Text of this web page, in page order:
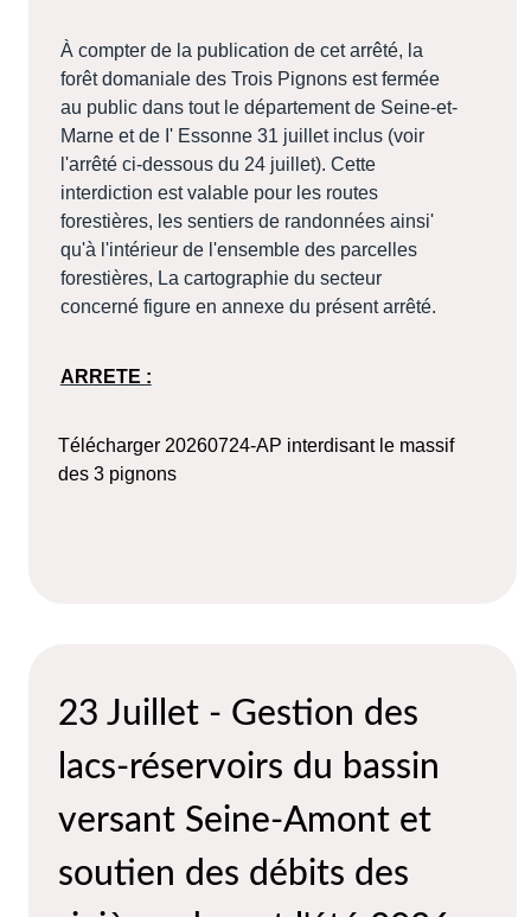
À compter de la publication de cet arrêté, la
forêt domaniale des Trois Pignons est fermée
au public dans tout le département de Seine-et-
Marne et de I' Essonne 31 juillet inclus (voir
l'arrêté ci-dessous du 24 juillet). Cette
interdiction est valable pour les routes
forestières, les sentiers de randonnées ainsi'
qu'à l'intérieur de l'ensemble des parcelles
forestières, La cartographie du secteur
concerné figure en annexe du présent arrêté.
ARRETE :
Télécharger 20260724-AP interdisant le massif
des 3 pignons
23 Juillet - Gestion des
lacs-réservoirs du bassin
versant Seine-Amont et
soutien des débits des